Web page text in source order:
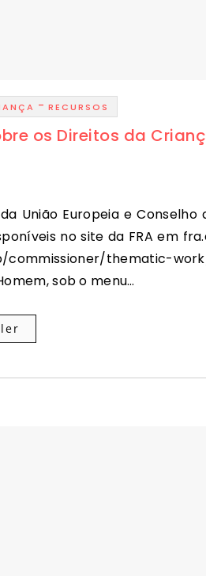
- RECURSOS
os Direitos da
no site da FRA em
commissioner/thematic-
sob o menu…